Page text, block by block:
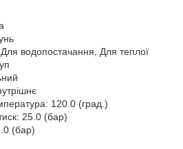
водопостачання, Для теплої
120.0 (град.)
25.0 (бар)
(бар)